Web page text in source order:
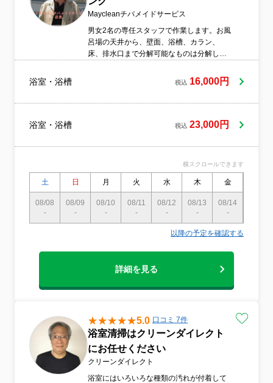
Maycleanチバメイドサービス
男女2名の専任スタッフで作業します。お風
呂場の天井から、壁面、浴槽、カラン、
床、排水口まで分解可能なものは分解して
面もきっちり清掃します。換気扇も清掃し
ます。浴室の石鹸カス、カビを徹底してキ
浴室・浴槽 税込 16,000円
浴室・浴槽 税込 23,000円
横スクロールできます
土 日 月 火 水 木 金
08/08
-
08/09
-
08/10
-
08/11
-
08/12
-
08/13
-
08/14
-
以降の予定を確認する
詳細を見る
5.0 口コミ 7件
浴室清掃はクリーンダイレクト
にお任せください
クリーンダイレクト
浴室にはいろいろな種類の汚れが付着して